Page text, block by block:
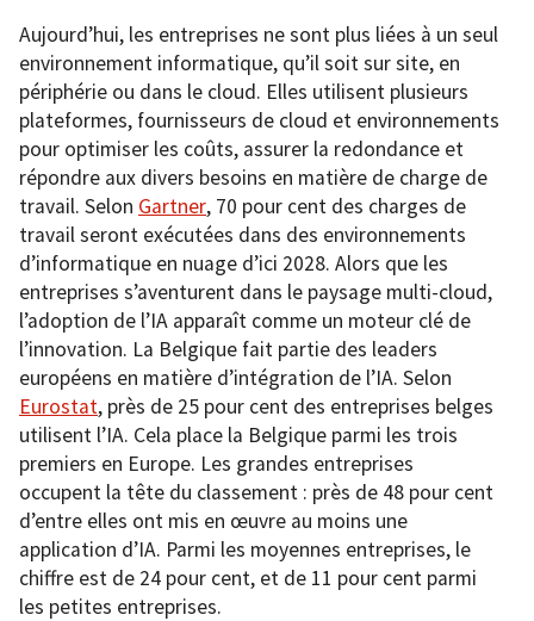
Aujourd’hui, les entreprises ne sont plus liées à un seul
environnement informatique, qu’il soit sur site, en
périphérie ou dans le cloud. Elles utilisent plusieurs
plateformes, fournisseurs de cloud et environnements
pour optimiser les coûts, assurer la redondance et
répondre aux divers besoins en matière de charge de
travail. Selon Gartner, 70 pour cent des charges de
travail seront exécutées dans des environnements
d’informatique en nuage d’ici 2028. Alors que les
entreprises s’aventurent dans le paysage multi-cloud,
l’adoption de l’IA apparaît comme un moteur clé de
l’innovation. La Belgique fait partie des leaders
européens en matière d’intégration de l’IA. Selon
Eurostat, près de 25 pour cent des entreprises belges
utilisent l’IA. Cela place la Belgique parmi les trois
premiers en Europe. Les grandes entreprises
occupent la tête du classement : près de 48 pour cent
d’entre elles ont mis en œuvre au moins une
application d’IA. Parmi les moyennes entreprises, le
chiffre est de 24 pour cent, et de 11 pour cent parmi
les petites entreprises.